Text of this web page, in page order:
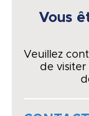
Vous
Veuillez
de